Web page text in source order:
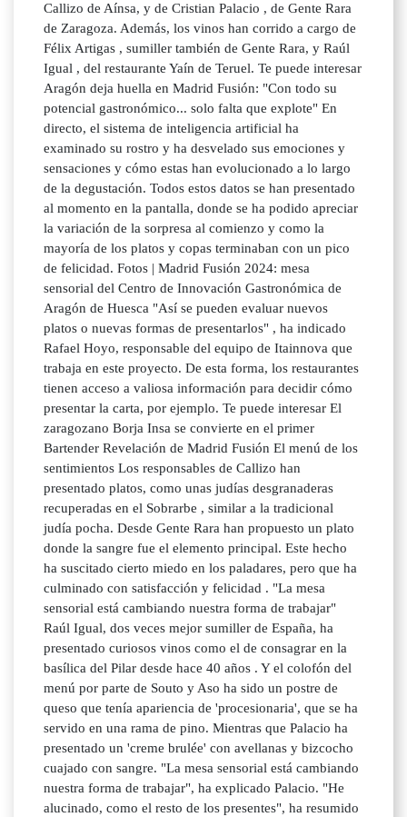
Callizo de Aínsa, y de Cristian Palacio , de Gente Rara
de Zaragoza. Además, los vinos han corrido a cargo de
Félix Artigas , sumiller también de Gente Rara, y Raúl
Igual , del restaurante Yaín de Teruel. Te puede interesar
Aragón deja huella en Madrid Fusión: "Con todo su
potencial gastronómico... solo falta que explote" En
directo, el sistema de inteligencia artificial ha
examinado su rostro y ha desvelado sus emociones y
sensaciones y cómo estas han evolucionado a lo largo
de la degustación. Todos estos datos se han presentado
al momento en la pantalla, donde se ha podido apreciar
la variación de la sorpresa al comienzo y como la
mayoría de los platos y copas terminaban con un pico
de felicidad. Fotos | Madrid Fusión 2024: mesa
sensorial del Centro de Innovación Gastronómica de
Aragón de Huesca "Así se pueden evaluar nuevos
platos o nuevas formas de presentarlos" , ha indicado
Rafael Hoyo, responsable del equipo de Itainnova que
trabaja en este proyecto. De esta forma, los restaurantes
tienen acceso a valiosa información para decidir cómo
presentar la carta, por ejemplo. Te puede interesar El
zaragozano Borja Insa se convierte en el primer
Bartender Revelación de Madrid Fusión El menú de los
sentimientos Los responsables de Callizo han
presentado platos, como unas judías desgranaderas
recuperadas en el Sobrarbe , similar a la tradicional
judía pocha. Desde Gente Rara han propuesto un plato
donde la sangre fue el elemento principal. Este hecho
ha suscitado cierto miedo en los paladares, pero que ha
culminado con satisfacción y felicidad . "La mesa
sensorial está cambiando nuestra forma de trabajar"
Raúl Igual, dos veces mejor sumiller de España, ha
presentado curiosos vinos como el de consagrar en la
basílica del Pilar desde hace 40 años . Y el colofón del
menú por parte de Souto y Aso ha sido un postre de
queso que tenía apariencia de 'procesionaria', que se ha
servido en una rama de pino. Mientras que Palacio ha
presentado un 'creme brulée' con avellanas y bizcocho
cuajado con sangre. "La mesa sensorial está cambiando
nuestra forma de trabajar", ha explicado Palacio. "He
alucinado, como el resto de los presentes", ha resumido